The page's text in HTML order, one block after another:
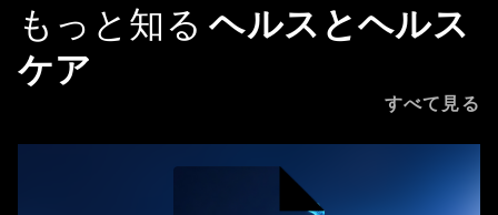
もっと知る ヘルスとヘルス
ケア
すべて見る